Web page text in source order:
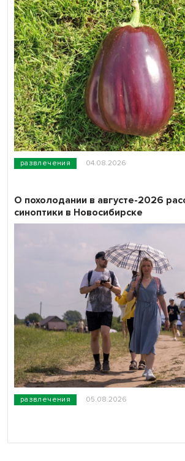
развлечения 04.08.2026
развлечения 05.08.2026
О похолодании в августе-2026
синоптики в Новосибирске